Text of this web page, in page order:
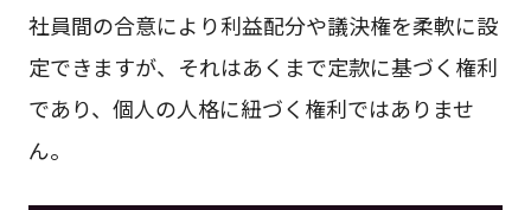
社員間の合意により利益配分や議決権を柔軟に設
定できますが、それはあくまで定款に基づく権利
であり、個人の人格に紐づく権利ではありませ
ん。